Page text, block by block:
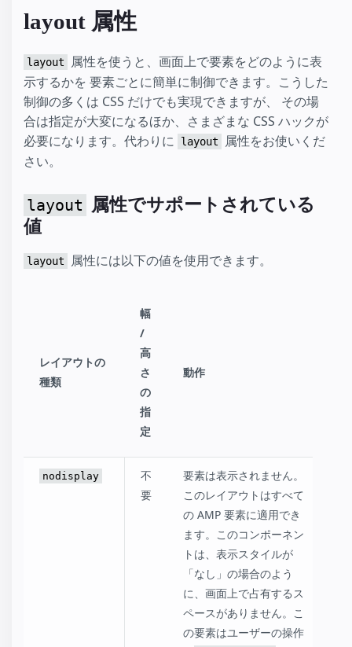
layout 属性
layout
属性を使うと、画面上で要素をどのように表
示するかを 要素ごとに簡単に制御できます。こうした
制御の多くは CSS だけでも実現できますが、 その場
合は指定が大変になるほか、さまざまな CSS ハックが
必要になります。代わりに
layout
属性をお使いくだ
さい。
layout
属性でサポートされている
値
layout 属性には以下の値を使用できます。
レイアウトの
種類
幅
/
高
さ
の
指
定
動作
nodisplay
不
要
要素は表示されません。
このレイアウトはすべて
の AMP 要素に適用でき
ます。このコンポーネン
トは、表示スタイルが
「なし」の場合のよう
に、画面上で占有するス
ペースがありません。こ
の要素はユーザーの操作